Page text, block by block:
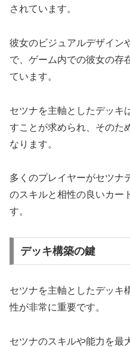
されています。
彼女のビジュアルデザイン
で、ゲーム内での彼女の存
ています。
セツナを主軸としたデッキ
すことが求められ、そのた
なります。
多くのプレイヤーがセツナ
のスキルと相性の良いカー
す。
デッキ構築の鍵
セツナを主軸としたデッキ
性が非常に重要です。
セツナのスキルや能力を最